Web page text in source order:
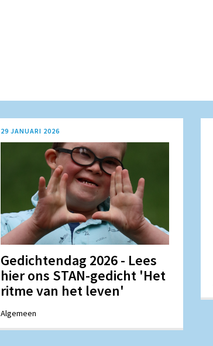
29 JANUARI 2026
Gedichtendag 2026 - Lees
hier ons STAN-gedicht 'Het
ritme van het leven'
Algemeen